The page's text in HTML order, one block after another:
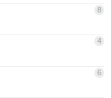
8
4
6